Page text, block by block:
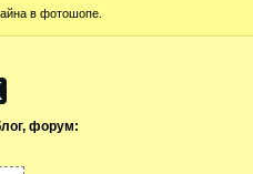
в фотошопе.
форум: